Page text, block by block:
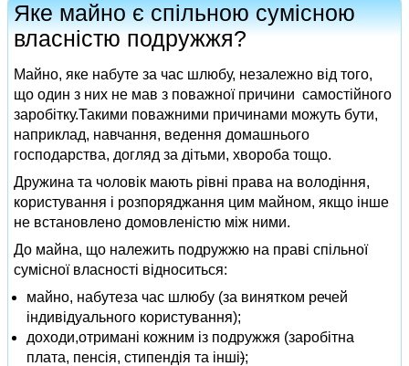
Яке майно є спільною сумісною
власністю подружжя?
Майно, яке набуте за час шлюбу, незалежно від того,
що один з них не мав з поважної причини самостійного
заробітку.Такими поважними причинами можуть бути,
наприклад, навчання, ведення домашнього
господарства, догляд за дітьми, хвороба тощо.
Дружина та чоловік мають рівні права на володіння,
користування і розпоряджання цим майном, якщо інше
не встановлено домовленістю між ними.
До майна, що належить подружжю на праві спільної
сумісної власності відноситься:
майно, набутеза час шлюбу (за винятком речей
індивідуального користування);
доходи,отримані кожним із подружжя (заробітна
плата, пенсія, стипендія та інші);